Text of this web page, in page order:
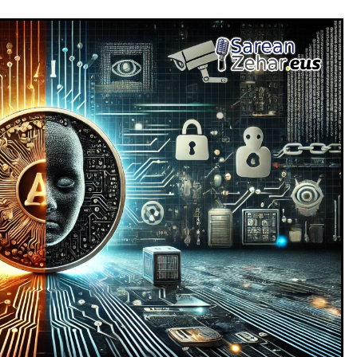
Larunbatean Plentziako Itsas
Martxa ospatuko da
2026/07/07
SOINUGELA: Paul McCartney eta
Ringo Starr-en lan berriak
2026/07/03